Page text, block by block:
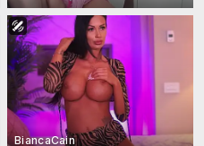
BiancaCain